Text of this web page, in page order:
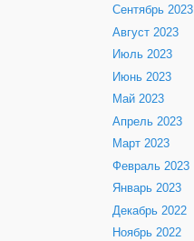
Сентябрь 2023
Август 2023
Июль 2023
Июнь 2023
Май 2023
Апрель 2023
Март 2023
Февраль 2023
Январь 2023
Декабрь 2022
Ноябрь 2022